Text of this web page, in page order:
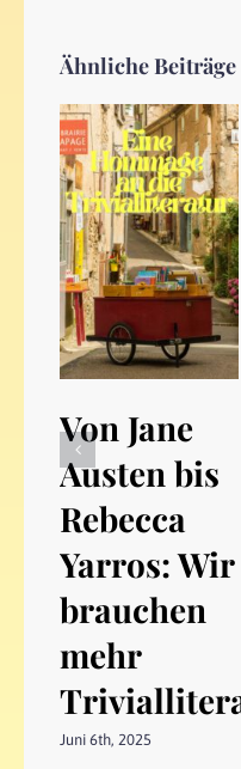
Ähnliche Beiträge
Von Jane
Austen bis
Rebecca
Yarros: Wir
brauchen
mehr
Juni 6th, 2025